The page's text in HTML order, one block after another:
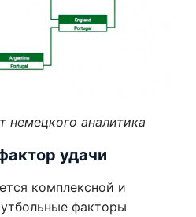
немецкого аналитика
удачи
комплексной и
факторы